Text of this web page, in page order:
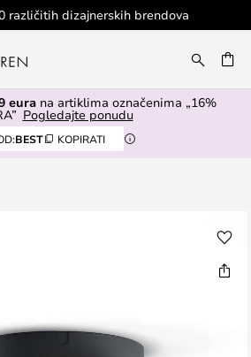
različitih dizajnerskih brendova
eurana artiklima označenima „16%
Pogledajte ponudu
BEST KOPIRATI